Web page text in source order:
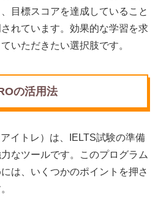
目標スコアを達成していること
れています。効果的な学習を求
いただきたい選択肢です。
の活用法
イトレ）は、IELTS試験の準備
なツールです。このプログラム
は、いくつかのポイントを押さ